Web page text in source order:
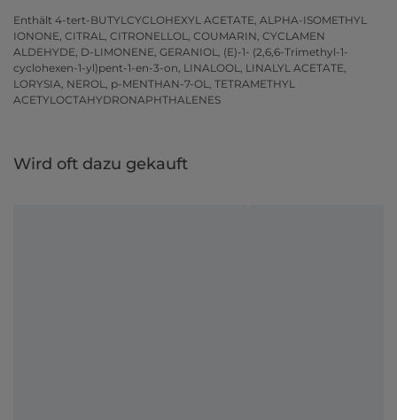
Enthält 4-tert-BUTYLCYCLOHEXYL ACETATE, ALPHA-ISOMETHYL
IONONE, CITRAL, CITRONELLOL, COUMARIN, CYCLAMEN
ALDEHYDE, D-LIMONENE, GERANIOL, (E)-1- (2,6,6-Trimethyl-1-
cyclohexen-1-yl)pent-1-en-3-on, LINALOOL, LINALYL ACETATE,
LORYSIA, NEROL, p-MENTHAN-7-OL, TETRAMETHYL
ACETYLOCTAHYDRONAPHTHALENES
Wird oft dazu gekauft